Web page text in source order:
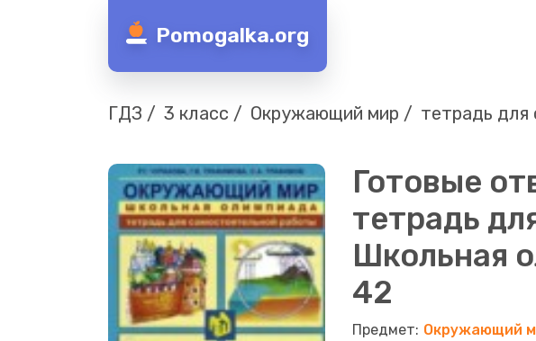
Pomogalka.org
ГДЗ 3 класс Окружающий мир тетрадь для
Готовые
тетрадь
Школьная
42
Окружающий